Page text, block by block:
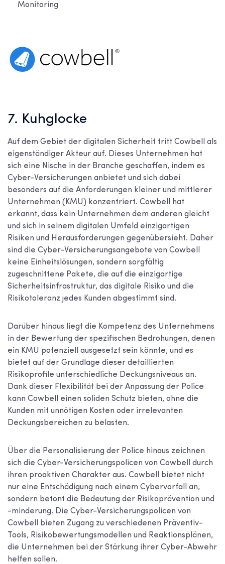
Monitoring
7. Kuhglocke
Auf dem Gebiet der digitalen Sicherheit tritt Cowbell als
eigenständiger Akteur auf. Dieses Unternehmen hat
sich eine Nische in der Branche geschaffen, indem es
Cyber-Versicherungen anbietet und sich dabei
besonders auf die Anforderungen kleiner und mittlerer
Unternehmen (KMU) konzentriert. Cowbell hat
erkannt, dass kein Unternehmen dem anderen gleicht
und sich in seinem digitalen Umfeld einzigartigen
Risiken und Herausforderungen gegenübersieht. Daher
sind die Cyber-Versicherungsangebote von Cowbell
keine Einheitslösungen, sondern sorgfältig
zugeschnittene Pakete, die auf die einzigartige
Sicherheitsinfrastruktur, das digitale Risiko und die
Risikotoleranz jedes Kunden abgestimmt sind.
Darüber hinaus liegt die Kompetenz des Unternehmens
in der Bewertung der spezifischen Bedrohungen, denen
ein KMU potenziell ausgesetzt sein könnte, und es
bietet auf der Grundlage dieser detaillierten
Risikoprofile unterschiedliche Deckungsniveaus an.
Dank dieser Flexibilität bei der Anpassung der Police
kann Cowbell einen soliden Schutz bieten, ohne die
Kunden mit unnötigen Kosten oder irrelevanten
Deckungsbereichen zu belasten.
Über die Personalisierung der Police hinaus zeichnen
sich die Cyber-Versicherungspolicen von Cowbell durch
ihren proaktiven Charakter aus. Cowbell bietet nicht
nur eine Entschädigung nach einem Cybervorfall an,
sondern betont die Bedeutung der Risikoprävention und
-minderung. Die Cyber-Versicherungspolicen von
Cowbell bieten Zugang zu verschiedenen Präventiv-
Tools, Risikobewertungsmodellen und Reaktionsplänen,
die Unternehmen bei der Stärkung ihrer Cyber-Abwehr
helfen sollen.